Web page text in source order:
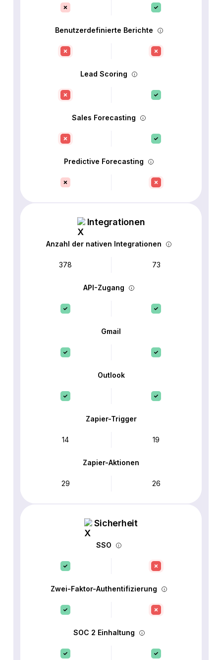
Benutzerdefinierte Berichte
Lead Scoring
Sales Forecasting
Predictive Forecasting
Integrationen
Anzahl der nativen Integrationen
378 73
API-Zugang
Gmail
Outlook
Zapier-Trigger
14 19
Zapier-Aktionen
29 26
Sicherheit
SSO
Zwei-Faktor-Authentifizierung
SOC 2 Einhaltung